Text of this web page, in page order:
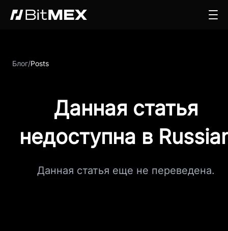
Блог/Posts
Данная статья
недоступна в
Данная статья еще не переведена.